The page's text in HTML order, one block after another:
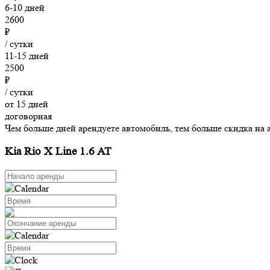
6-10 дней
2600
₽
/ сутки
11-15 дней
2500
₽
/ сутки
от 15 дней
договорная
Чем больше дней арендуете автомобиль, тем больше скидка на
Kia Rio X Line 1.6 AT